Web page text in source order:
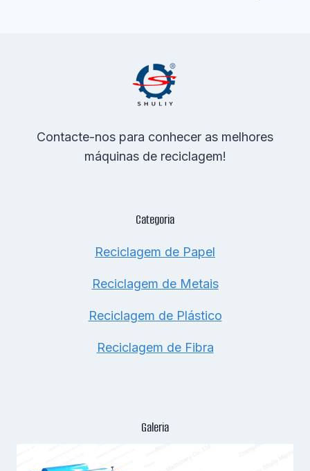
Contacte-nos para conhecer as melhores
máquinas de reciclagem!
Categoria
Reciclagem de Papel
Reciclagem de Metais
Reciclagem de Plástico
Reciclagem de Fibra
Galeria